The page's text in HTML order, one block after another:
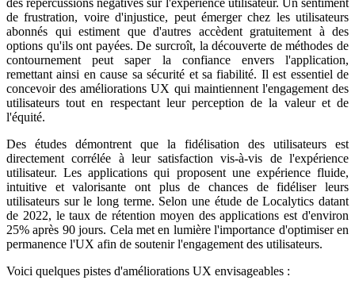
de frustration, voire d'injustice, peut émerger chez les utilisateurs
abonnés qui estiment que d'autres accèdent gratuitement à des
options qu'ils ont payées. De surcroît, la découverte de méthodes de
contournement peut saper la confiance envers l'application,
remettant ainsi en cause sa sécurité et sa fiabilité. Il est essentiel de
concevoir des améliorations UX qui maintiennent l'engagement des
utilisateurs tout en respectant leur perception de la valeur et de
l'équité.
Des études démontrent que la fidélisation des utilisateurs est
directement corrélée à leur satisfaction vis-à-vis de l'expérience
utilisateur. Les applications qui proposent une expérience fluide,
intuitive et valorisante ont plus de chances de fidéliser leurs
utilisateurs sur le long terme. Selon une étude de Localytics datant
de 2022, le taux de rétention moyen des applications est d'environ
25% après 90 jours. Cela met en lumière l'importance d'optimiser en
permanence l'UX afin de soutenir l'engagement des utilisateurs.
Voici quelques pistes d'améliorations UX envisageables :